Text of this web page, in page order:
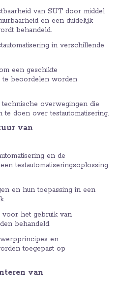
van SUT door middel
en een duidelijk
behandeld.
in verschillende
een geschikte
te beoordelen worden
overwegingen die
doen over testautomatisering.
van
en de
testautomatiseringsoplossing
en hun toepassing in een
voor het gebruik van
behandeld.
en
toegepast op
van